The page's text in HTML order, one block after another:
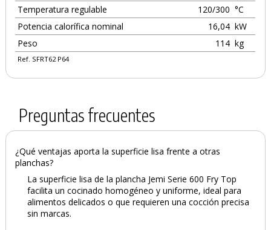
Temperatura regulable
120/300 °C
Potencia calorífica nominal
16,04 kW
Peso
114 kg
Ref. SFRT62 P64
Preguntas frecuentes
¿Qué ventajas aporta la superficie lisa frente a otras
planchas?
La superficie lisa de la plancha Jemi Serie 600 Fry Top
facilita un cocinado homogéneo y uniforme, ideal para
alimentos delicados o que requieren una cocción precisa
sin marcas.